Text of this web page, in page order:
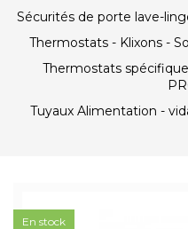
Sécurités de porte lave-
Thermostats - Klixons -
Thermostats
Tuyaux Alimentation -
En stock